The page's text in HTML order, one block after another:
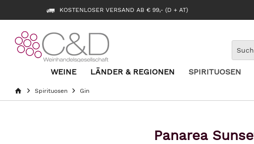
KOSTENLOSER VERSAND AB € 99,- (D + AT)
WEINE LÄNDER & REGIONEN SPIRITUOSEN
Spirituosen Gin
Panarea